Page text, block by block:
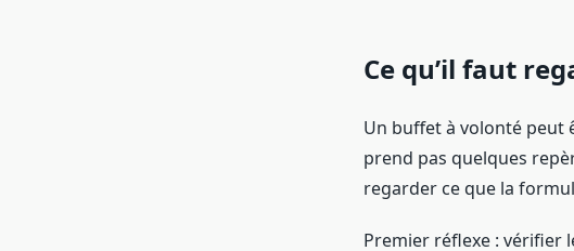
Ce qu’il faut
Un buffet à volonté peut
prend pas quelques
regarder ce que la
Premier réflexe : vérifier